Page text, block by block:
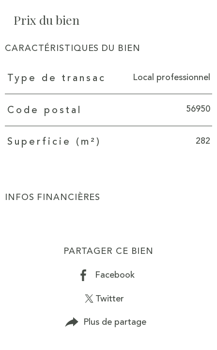
Prix du bien
CARACTÉRISTIQUES DU BIEN
Caractéristiques Valeurs
Type de transac Local professionnel
Code postal 56950
Superficie (m²) 282
INFOS FINANCIÈRES
PARTAGER CE BIEN
Facebook
Twitter
Plus de partage